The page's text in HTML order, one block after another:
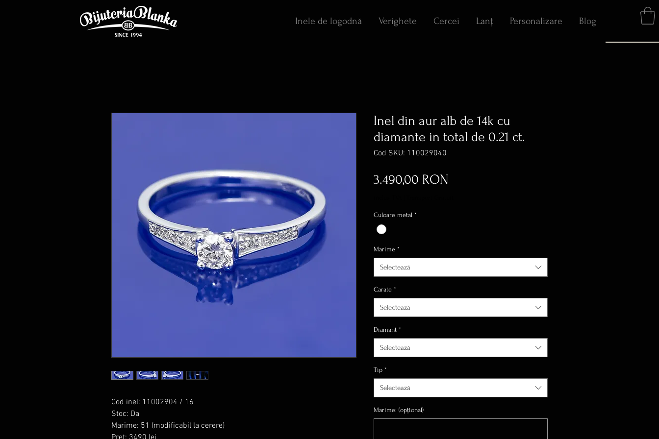
Inele de logodnă Verighete Cercei Lanț Personalizare Blog
Cod inel: 11002904 / 16
Stoc: Da
Marime: 51 (modificabil la cerere)
Inel din aur alb de 14k cu
diamante in total de 0.21 ct.
Cod SKU: 110029040
3.490,00 RON
Culoare metal *
Marime *
Selectează
Carate *
Selectează
Diamant *
Selectează
Tip *
Selectează
Marime: (opțional)